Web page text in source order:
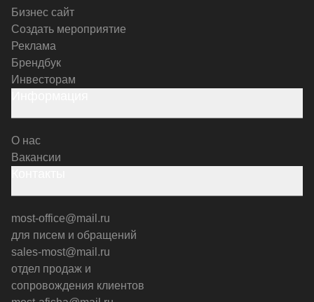
Бизнес сайт
Создать мероприятие
Реклама
Брендбук
Инвесторам
О нас
Вакансии
most-office@mail.ru
для писем и обращений
sales-most@mail.ru
отдел продаж и
сопровождения клиентов